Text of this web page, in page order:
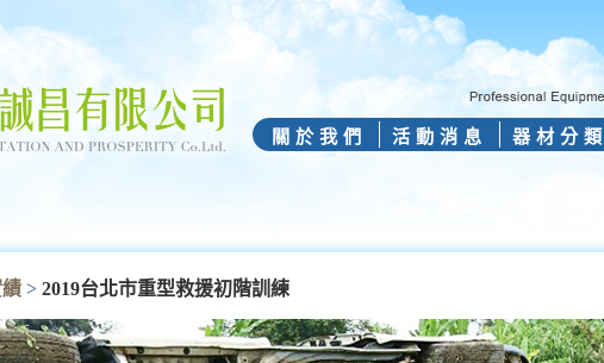
關於我們 活動消息 器材分類
> 2019台北市重型救援初階訓練